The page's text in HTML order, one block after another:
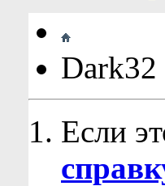
Dark32
Если